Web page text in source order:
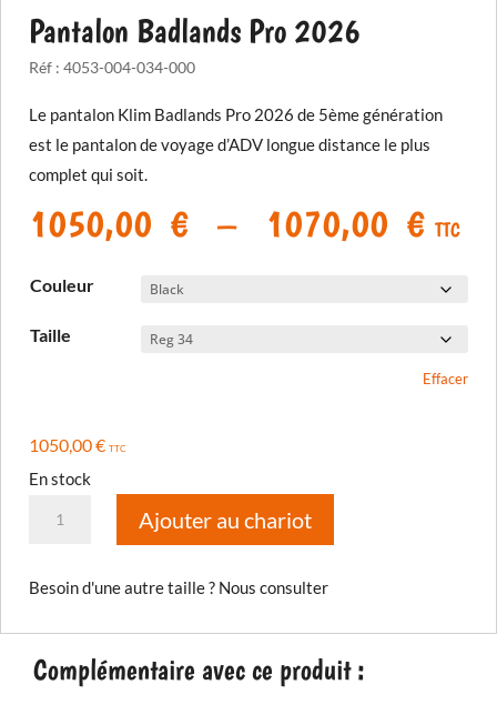
Pantalon Badlands Pro 2026
Réf : 4053-004-034-000
Le pantalon Klim Badlands Pro 2026 de 5ème génération
est le pantalon de voyage d’ADV longue distance le plus
complet qui soit.
1050,00 € – 1070,00 € Plage
de
prix
TTC
Couleur
Taille
Effacer
1050,00€ TTC
En stock
quantité
Badlands
Pro
2026
Ajouter au chariot
Besoin d'une autre taille ? Nous consulter
Complémentaire avec ce produit :